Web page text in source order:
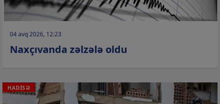
04 avq 2026, 12:23
Naxçıvanda zəlzələ oldu
HADİSƏ